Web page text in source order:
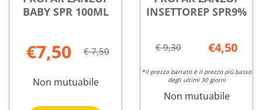
BABY SPR 100ML
€7,50 € 7,50
Non mutuabile
INSETTOREP SPR9%
€ 9,30 €4,50
*il prezzo barrato è il prezzo più basso
degli ultimi 30 giorni
Non mutuabile